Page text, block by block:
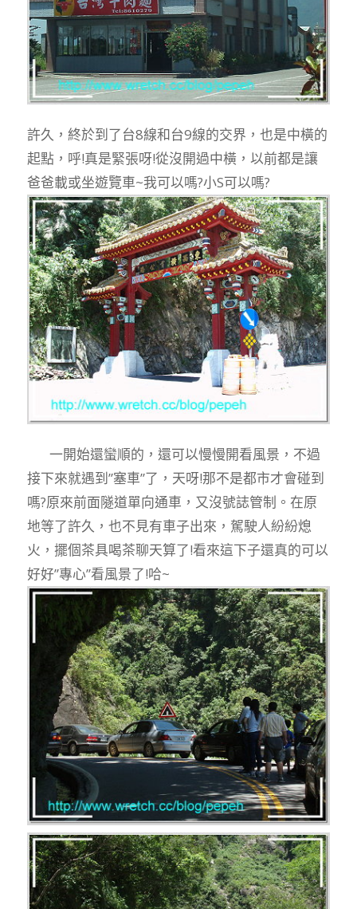
許久，終於到了台8線和台9線的交界，也是中橫的
起點，呼!真是緊張呀!從沒開過中橫，以前都是讓
爸爸載或坐遊覽車~我可以嗎?小S可以嗎?
一開始還蠻順的，還可以慢慢開看風景，不過
接下來就遇到”塞車”了，天呀!那不是都市才會碰到
嗎?原來前面隧道單向通車，又沒號誌管制。在原
地等了許久，也不見有車子出來，駕駛人紛紛熄
火，擺個茶具喝茶聊天算了!看來這下子還真的可以
好好”專心”看風景了!哈~